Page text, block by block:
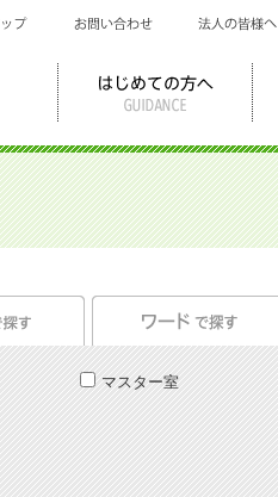
マスター室